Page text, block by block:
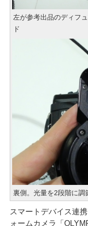
左が参考出品のディフ
ド
裏側。光量を2段階に調
スマートデバイス連
ォームカメラ「